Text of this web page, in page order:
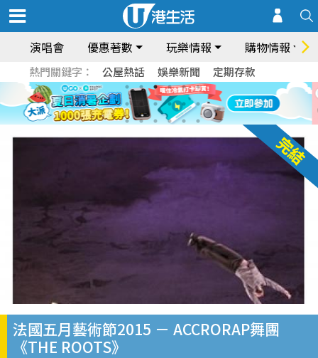
演唱會 優惠著數 玩樂情報 購物情報
熱門關鍵字： 公屋熱話 娛樂新聞 定期存款
法國五月藝術節2015 － ACCRORAP舞團
《THE ROOTS》